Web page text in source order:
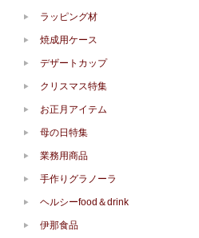
ラッピング材
焼成用ケース
デザートカップ
クリスマス特集
お正月アイテム
母の日特集
業務用商品
手作りグラノーラ
ヘルシーfood＆drink
伊那食品